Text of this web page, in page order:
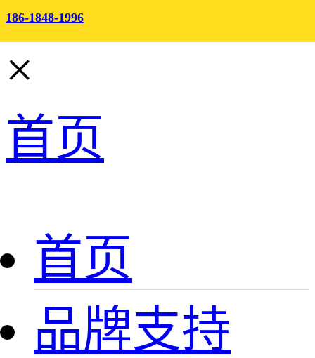
186-1848-1996
×
首页
首页
品牌支持